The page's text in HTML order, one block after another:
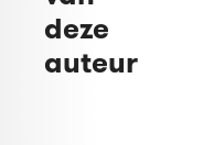
deze
auteur